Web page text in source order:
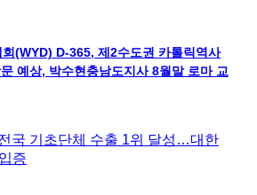
(WYD) D-365, 제2수도권 카톨릭역사
예상, 박수현충남도지사 8월말 로마 교